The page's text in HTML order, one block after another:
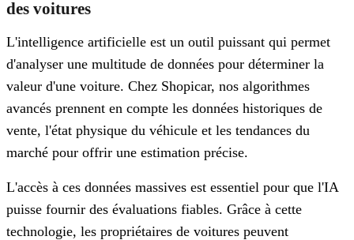
des voitures
L'intelligence artificielle est un outil puissant qui permet
d'analyser une multitude de données pour déterminer la
valeur d'une voiture. Chez Shopicar, nos algorithmes
avancés prennent en compte les données historiques de
vente, l'état physique du véhicule et les tendances du
marché pour offrir une estimation précise.
L'accès à ces données massives est essentiel pour que l'IA
puisse fournir des évaluations fiables. Grâce à cette
technologie, les propriétaires de voitures peuvent